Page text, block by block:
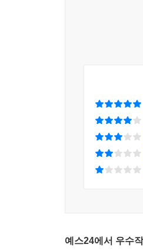
한 스콧 피츠제럴
현실과 비현실이
그에 더해 현대사
나치 저항운동에
못하고 자살한다.
거대한 부조리와
지역을 차로 여행
예스24에서 우수